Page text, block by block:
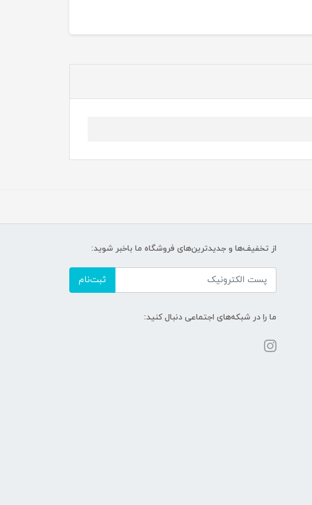
از تخفیف‌ها و جدیدترین‌های فروشگاه ما باخبر شوید:
ثبت‌نام
ما را در شبکه‌های اجتماعی دنبال کنید: